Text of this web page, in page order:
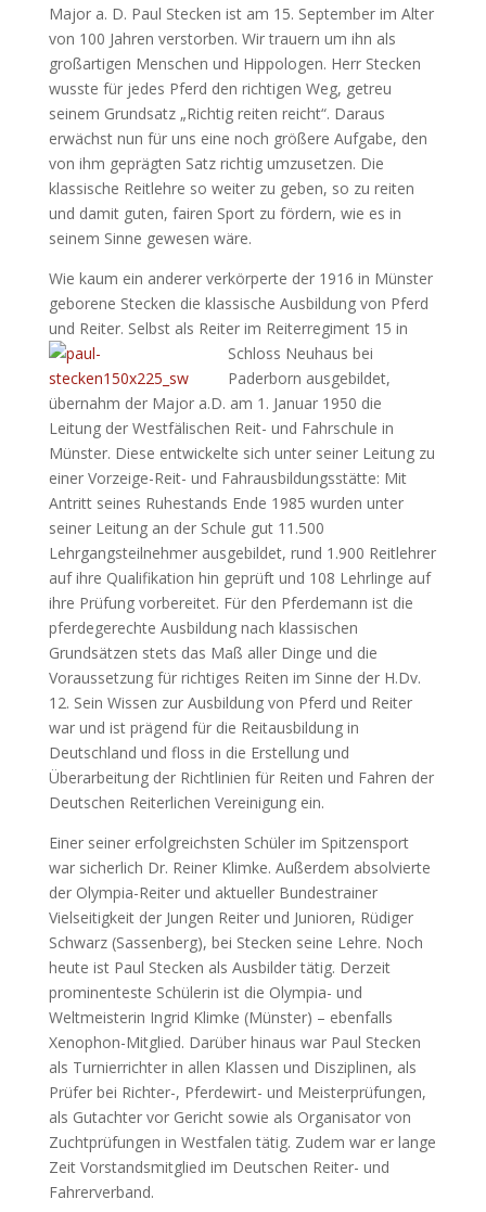
Major a. D. Paul Stecken ist am 15. September im Alter
von 100 Jahren verstorben. Wir trauern um ihn als
großartigen Menschen und Hippologen. Herr Stecken
wusste für jedes Pferd den richtigen Weg, getreu
seinem Grundsatz „Richtig reiten reicht“. Daraus
erwächst nun für uns eine noch größere Aufgabe, den
von ihm geprägten Satz richtig umzusetzen. Die
klassische Reitlehre so weiter zu geben, so zu reiten
und damit guten, fairen Sport zu fördern, wie es in
seinem Sinne gewesen wäre.
Wie kaum ein anderer verkörperte der 1916 in Münster
geborene Stecken die klassische Ausbildung von Pferd
und Reiter. Selbst als Reiter im Reiterregiment 15 in
Schloss Neuhaus bei
Paderborn ausgebildet,
übernahm der Major a.D. am 1. Januar 1950 die
Leitung der Westfälischen Reit- und Fahrschule in
Münster. Diese entwickelte sich unter seiner Leitung zu
einer Vorzeige-Reit- und Fahrausbildungsstätte: Mit
Antritt seines Ruhestands Ende 1985 wurden unter
seiner Leitung an der Schule gut 11.500
Lehrgangsteilnehmer ausgebildet, rund 1.900 Reitlehrer
auf ihre Qualifikation hin geprüft und 108 Lehrlinge auf
ihre Prüfung vorbereitet. Für den Pferdemann ist die
pferdegerechte Ausbildung nach klassischen
Grundsätzen stets das Maß aller Dinge und die
Voraussetzung für richtiges Reiten im Sinne der H.Dv.
12. Sein Wissen zur Ausbildung von Pferd und Reiter
war und ist prägend für die Reitausbildung in
Deutschland und floss in die Erstellung und
Überarbeitung der Richtlinien für Reiten und Fahren der
Deutschen Reiterlichen Vereinigung ein.
Einer seiner erfolgreichsten Schüler im Spitzensport
war sicherlich Dr. Reiner Klimke. Außerdem absolvierte
der Olympia-Reiter und aktueller Bundestrainer
Vielseitigkeit der Jungen Reiter und Junioren, Rüdiger
Schwarz (Sassenberg), bei Stecken seine Lehre. Noch
heute ist Paul Stecken als Ausbilder tätig. Derzeit
prominenteste Schülerin ist die Olympia- und
Weltmeisterin Ingrid Klimke (Münster) – ebenfalls
Xenophon-Mitglied. Darüber hinaus war Paul Stecken
als Turnierrichter in allen Klassen und Disziplinen, als
Prüfer bei Richter-, Pferdewirt- und Meisterprüfungen,
als Gutachter vor Gericht sowie als Organisator von
Zuchtprüfungen in Westfalen tätig. Zudem war er lange
Zeit Vorstandsmitglied im Deutschen Reiter- und
Fahrerverband.